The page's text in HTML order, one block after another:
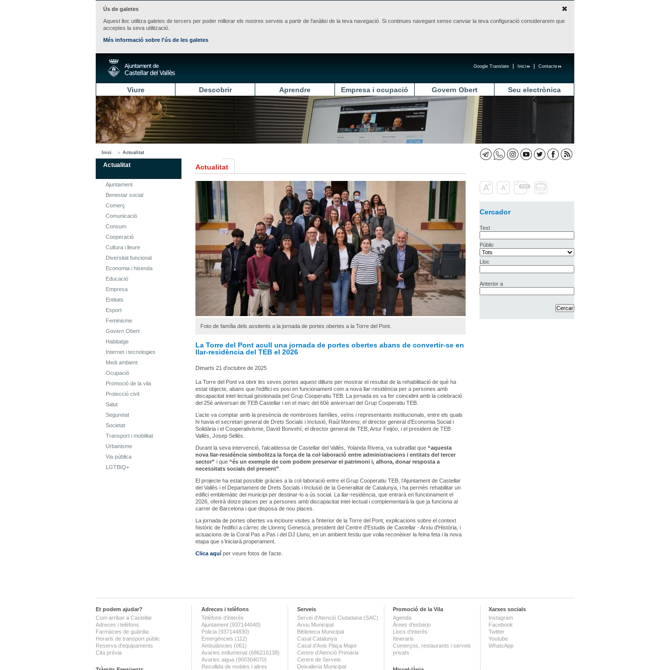
Ús de galetes
Aquest lloc utilitza galetes de tercers per poder millorar els nostres serveis a partir de l'anàlisi de la teva navegació. Si continues navegant sense canviar la teva configuració considerarem que
acceptes la seva utilització.
Més informació sobre l'ús de les galetes
Contacte
Inici
Google Translate
Viure Descobrir Aprendre Empresa i ocupació Govern Obert Seu electrònica
Inici Actualitat
Actualitat
Ajuntament
Benestar social
Comerç
Comunicació
Consum
Cooperació
Cultura i lleure
Diversitat funcional
Economia i hisenda
Educació
Empresa
Entitats
Esport
Feminisme
Govern Obert
Habitatge
Internet i tecnologies
Medi ambient
Ocupació
Promoció de la vila
Protecció civil
Salut
Seguretat
Societat
Transport i mobilitat
Urbanisme
Via pública
LGTBIQ+
Actualitat
Foto de família dels assitents a la jornada de portes obertes a la Torre del Pont.
La Torre del Pont acull una jornada de portes obertes abans de convertir-se en
llar-residència del TEB el 2026
Dimarts 21 d'octubre de 2025
La Torre del Pont va obrir les seves portes aquest dilluns per mostrar el resultat de la rehabilitació de què ha
estat objecte, abans que l’edifici es posi en funcionament com a nova llar-residència per a persones amb
discapacitat intel·lectual gestionada pel Grup Cooperatiu TEB. La jornada es va fer coincidint amb la celebració
del 25è aniversari de TEB Castellar i en el marc del 60è aniversari del Grup Cooperatiu TEB.
L’acte va comptar amb la presència de nombroses famílies, veïns i representants institucionals, entre els quals
hi havia el secretari general de Drets Socials i Inclusió, Raúl Moreno; el director general d’Economia Social i
Solidària i el Cooperativisme, David Bonvehí; el director general de TEB, Artur Feijóo, i el president de TEB
Vallès, Josep Sellés.
Durant la seva intervenció, l’alcaldessa de Castellar del Vallès, Yolanda Rivera, va subratllat que “aquesta
nova llar-residència simbolitza la força de la col·laboració entre administracions i entitats del tercer
sector” i que “és un exemple de com podem preservar el patrimoni i, alhora, donar resposta a
necessitats socials del present”
El projecte ha estat possible gràcies a la col·laboració entre el Grup Cooperatiu TEB, l’Ajuntament de Castellar
del Vallès i el Departament de Drets Socials i Inclusió de la Generalitat de Catalunya, i ha permès rehabilitar un
edifici emblemàtic del municipi per destinar-lo a ús social. La llar-residència, que entrarà en funcionament el
2026, oferirà dotze places per a persones amb discapacitat intel·lectual i complementarà la que ja funciona al
carrer de Barcelona i que disposa de nou places.
La jornada de portes obertes va incloure visites a l’interior de la Torre del Pont, explicacions sobre el context
històric de l'edifici a càrrec de Llorenç Genescà, president del Centre d'Estudis de Castellar - Arxiu d'Història, i
actuacions de la Coral Pas a Pas i del DJ Llunu, en un ambient festiu que volia reconèixer la feina feta i la nova
etapa que s’iniciarà properament.
Clica aquí per veure fotos de l'acte.
Cercador
Text
Públic
Lloc
Anterior a
Et podem ajudar?
Com arribar a Castellar
Adreces i telèfons
Farmàcies de guàrdia
Horaris de transport públic
Reserva d'equipaments
Cita prèvia
Adreces i telèfons
Telèfons d'interès
Ajuntament (937144040)
Policia (937144830)
Emergències (112)
Ambulàncies (061)
Avaries enllumenat (686216138)
Avaries aigua (900304070)
Recollida de mobles i altres
Serveis
Servei d'Atenció Ciutadana (SAC)
Arxiu Municipal
Biblioteca Municipal
Casal Catalunya
Casal d'Avis Plaça Major
Centre d'Atenció Primària
Centre de Serveis
Deixalleria Municipal
Promoció de la Vila
Agenda
Àrees d'esbarjo
Llocs d'interès
Itineraris
Comerços, restaurants i serveis
privats
Xarxes socials
Instagram
Facebook
Twitter
Youtube
WhatsApp